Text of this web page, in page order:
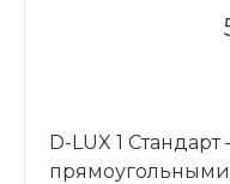
D-LUX 1
прямоугольными